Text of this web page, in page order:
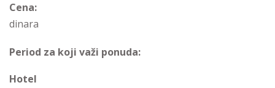
Cena:
dinara
Period za koji važi ponuda:
Hotel